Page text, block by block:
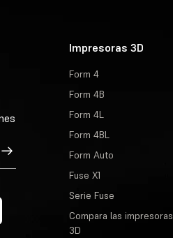
Suscribirse
Impresoras 3D
Form 4
Form 4B
Form 4L
Form 4BL
Form Auto
Fuse X1
Serie Fuse
Compara las impresoras
3D